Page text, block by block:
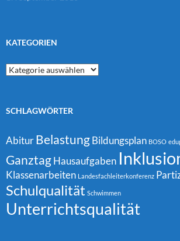
KATEGORIEN
Kategorien
SCHLAGWÖRTER
AbiturBelastungBildungsplan BOSO
GanztagHausaufgaben
Klassenarbeiten Landesfachleiterkonferenz
Schulqualität Schwimmen
Unterrichtsqualität